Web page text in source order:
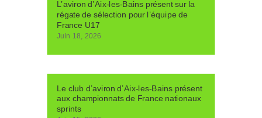
L’aviron d’Aix-les-Bains présent sur la
régate de sélection pour l’équipe de
France U17
Juin 18, 2026
Le club d’aviron d’Aix-les-Bains présent
aux championnats de France nationaux
sprints